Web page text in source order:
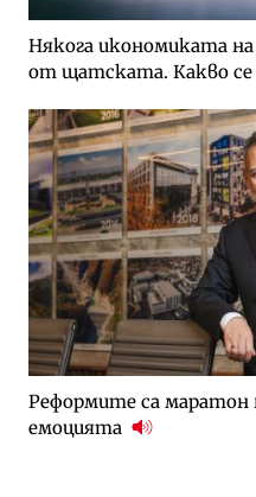
Някога икономиката
от щатската. Какво се
Реформите са маратон
емоцията